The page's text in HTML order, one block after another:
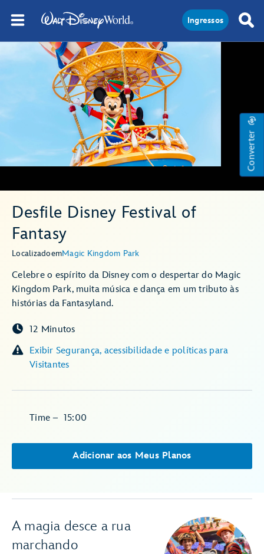
Ingressos
Converter
Desfile Disney Festival of
Fantasy
LocalizadoemMagic Kingdom Park
Celebre o espírito da Disney com o despertar do Magic
Kingdom Park, muita música e dança em um tributo às
histórias da Fantasyland.
12 Minutos
Exibir Segurança, acessibilidade e políticas para
Visitantes
Time– 15:00
Adicionar aos Meus Planos
A magia desce a rua
marchando